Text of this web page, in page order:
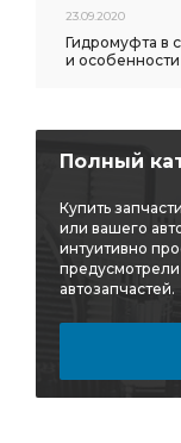
23.09.2020
Гидромуфта в
и
Полный
Купить
или вашего
интуитивно
предусмотрели
автозапчастей.